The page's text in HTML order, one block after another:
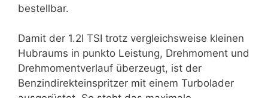
bestellbar.
Damit der 1.2l TSI trotz vergleichsweise kleinen
Hubraums in punkto Leistung, Drehmoment und
Drehmomentverlauf überzeugt, ist der
Benzindirekteinspritzer mit einem Turbolader